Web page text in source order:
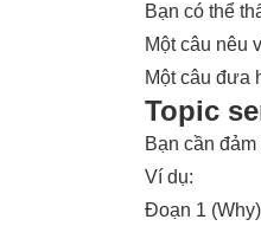
Bạn có thể
Một câu nêu
Một câu đưa
Topic
Bạn cần
Ví dụ:
Đoạn 1